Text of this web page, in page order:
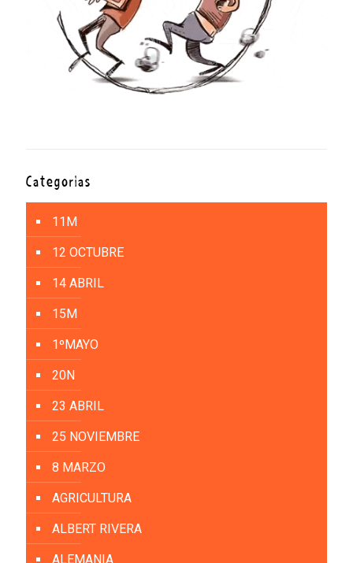
Categorías
11M
12 OCTUBRE
14 ABRIL
15M
1ºMAYO
20N
23 ABRIL
25 NOVIEMBRE
8 MARZO
AGRICULTURA
ALBERT RIVERA
ALEMANIA